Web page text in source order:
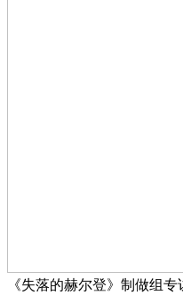
《失落的赫尔登》制做组